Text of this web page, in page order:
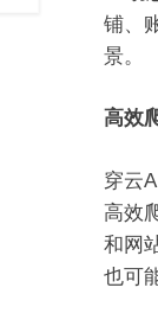
铺、
景。
高效
穿云
高效
和网
也可